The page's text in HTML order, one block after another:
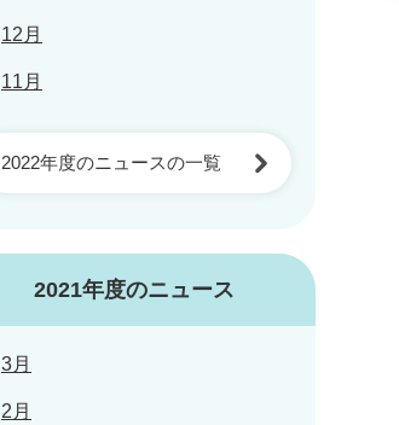
12月
11月
2022年度のニュースの一覧
2021年度のニュース
3月
2月